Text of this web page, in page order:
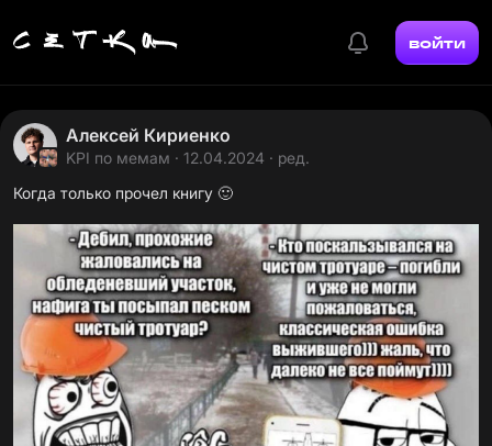
войти
Алексей Кириенко
KPI по мемам · 12.04.2024 · ред.
Когда только прочел книгу 🙂